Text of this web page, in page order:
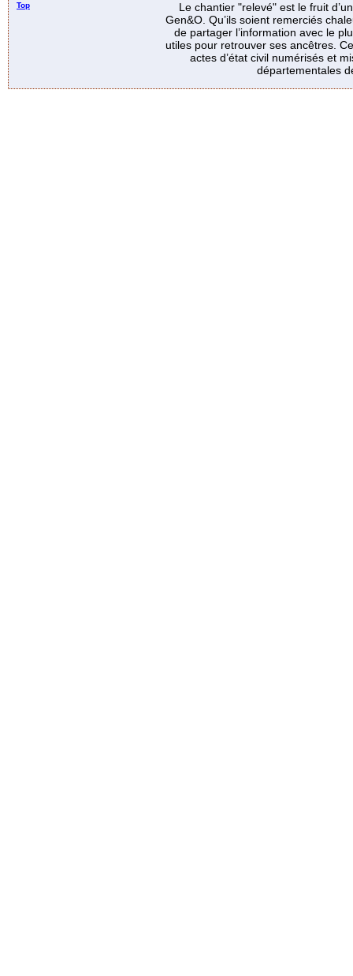
Top
Le chantier "relevé" est le fruit
Gen&O. Qu’ils soient remerciés
de partager l’information avec le
utiles pour retrouver ses ancêtres.
actes d’état civil numérisés et
départementales